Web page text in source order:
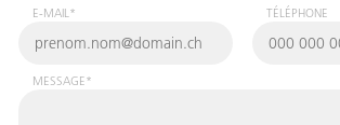
E-MAIL* TÉLÉPHONE
MESSAGE*